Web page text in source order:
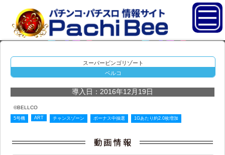
スーパービンゴリゾート
ベルコ
導入日：2016年12月19日
©BELLCO
5号機 ART チャンスゾーン ボーナス中抽選 1Gあたり約2.0枚増加